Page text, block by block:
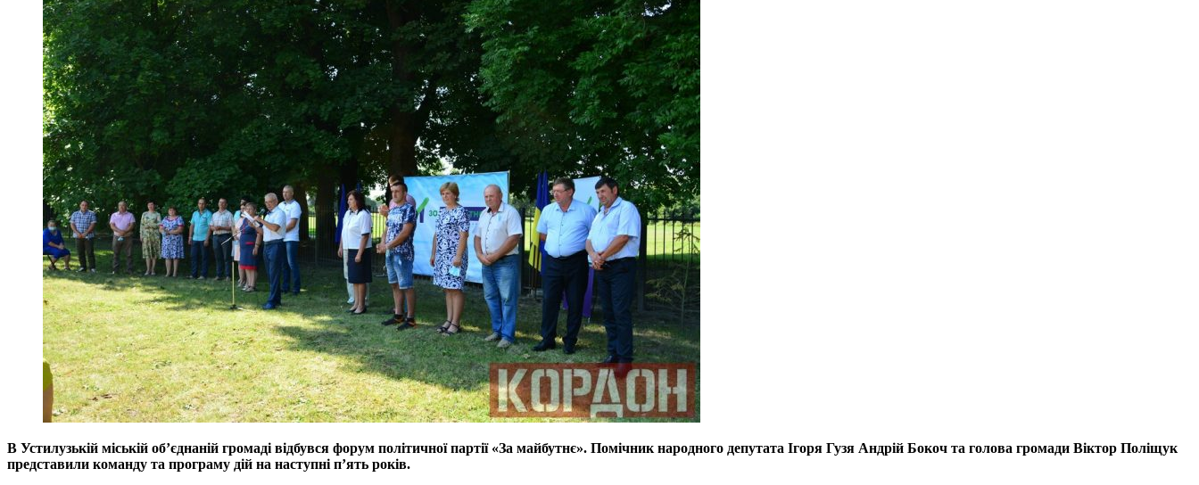
В Устилузькій міській об’єднаній громаді відбувся форум політичної партії «За майбутнє». Помічник народного депутата Ігоря Гузя Андрій Бокоч та голова громади Віктор Поліщук
представили команду та програму дій на наступні п’ять років.